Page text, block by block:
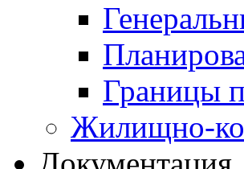
Границы
Жилищно-